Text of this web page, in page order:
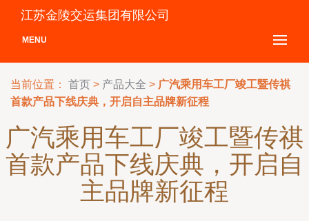
江苏金陵交运集团有限公司
MENU
当前位置： 首页 > 产品大全 > 广汽乘用车工厂竣工暨传祺
首款产品下线庆典，开启自主品牌新征程
广汽乘用车工厂竣工暨传祺
首款产品下线庆典，开启自
主品牌新征程